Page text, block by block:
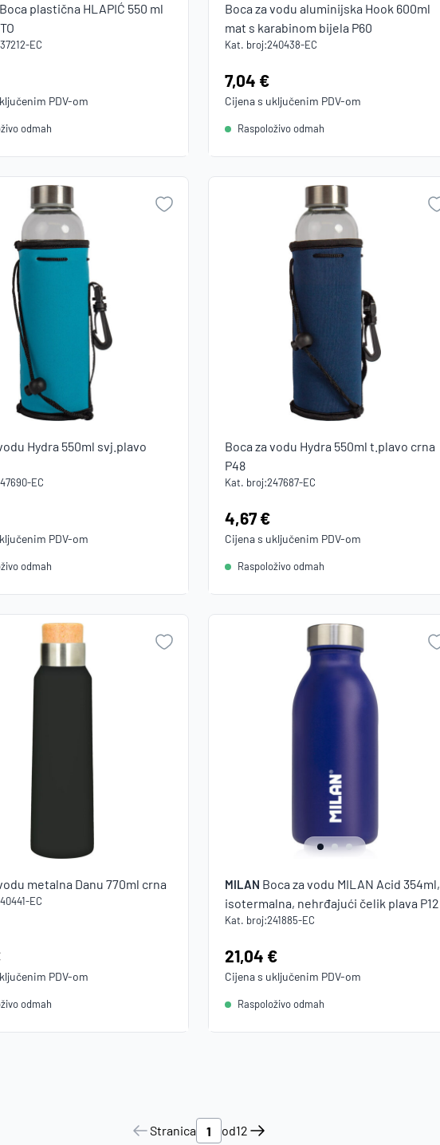
Boca plastična HLAPIĆ 550 ml
EC
PDV-om
odmah
Boca za vodu aluminijska Hook 600ml
mat s karabinom bijela P60
Kat. broj:240438-EC
Cijena:
7,04 €
Cijena s uključenim PDV-om
Raspoloživo odmah
Hydra 550ml svj.plavo
EC
PDV-om
odmah
Boca za vodu Hydra 550ml t.plavo crna
P48
Kat. broj:247687-EC
Cijena:
4,67 €
Cijena s uključenim PDV-om
Raspoloživo odmah
metalna Danu 770ml crna
EC
PDV-om
odmah
MILAN Boca za vodu MILAN Acid 354ml,
isotermalna, nehrđajući čelik plava P12
Kat. broj:241885-EC
Cijena:
21,04 €
Cijena s uključenim PDV-om
Raspoloživo odmah
Stranica od12